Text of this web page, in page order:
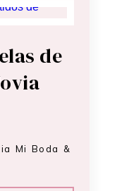
de
Mi Boda &